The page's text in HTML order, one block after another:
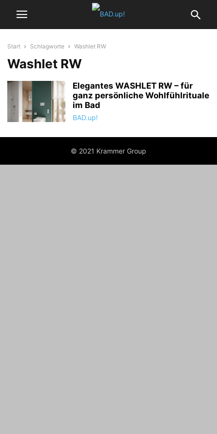
Start Schlagworte Washlet RW
Washlet RW
Elegantes WASHLET RW – für
ganz persönliche Wohlfühlrituale
im Bad
BAD.up!
© 2021 Krammer Group